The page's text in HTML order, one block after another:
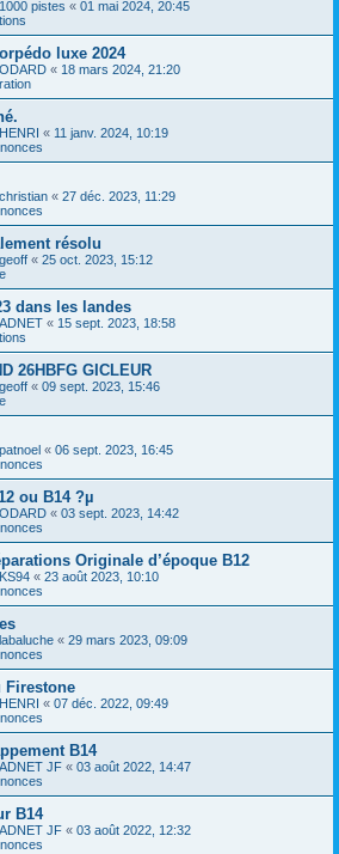
1000 pistes « 01 mai 2024, 20:45
luxe 2024
ODARD « 18 mars 2024, 21:20
HENRI « 11 janv. 2024, 10:19
christian « 27 déc. 2023, 11:29
résolu
geoff « 25 oct. 2023, 15:12
dans les landes
ADNET « 15 sept. 2023, 18:58
26HBFG GICLEUR
geoff « 09 sept. 2023, 15:46
patnoel « 06 sept. 2023, 16:45
ou B14 ?µ
ODARD « 03 sept. 2023, 14:42
Originale d’époque B12
KS94 « 23 août 2023, 10:10
labaluche « 29 mars 2023, 09:09
Firestone
HENRI « 07 déc. 2022, 09:49
B14
ADNET JF « 03 août 2022, 14:47
B14
ADNET JF « 03 août 2022, 12:32